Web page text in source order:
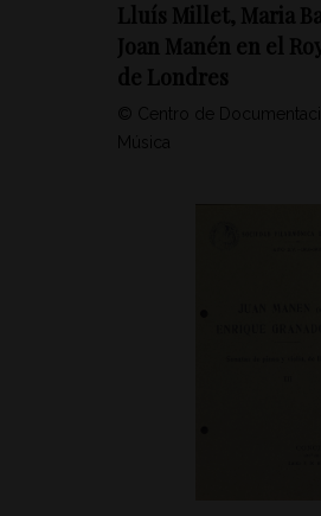
Lluís Millet, Maria
Joan Manén en el
de Londres
© Centro de
Música